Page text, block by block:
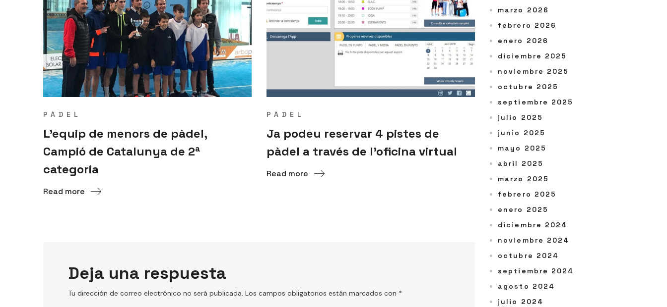
PÀDEL
L’equip de menors de pàdel,
Campió de Catalunya de 2ª
categoria
Read more
PÀDEL
Ja podeu reservar 4 pistes de
pàdel a través de l’oficina virtual
Read more
Deja una respuesta
Tu dirección de correo electrónico no será publicada. Los campos obligatorios están marcados con *
marzo 2026
febrero 2026
enero 2026
diciembre 2025
noviembre 2025
octubre 2025
septiembre 2025
julio 2025
junio 2025
mayo 2025
abril 2025
marzo 2025
febrero 2025
enero 2025
diciembre 2024
noviembre 2024
octubre 2024
septiembre 2024
agosto 2024
julio 2024